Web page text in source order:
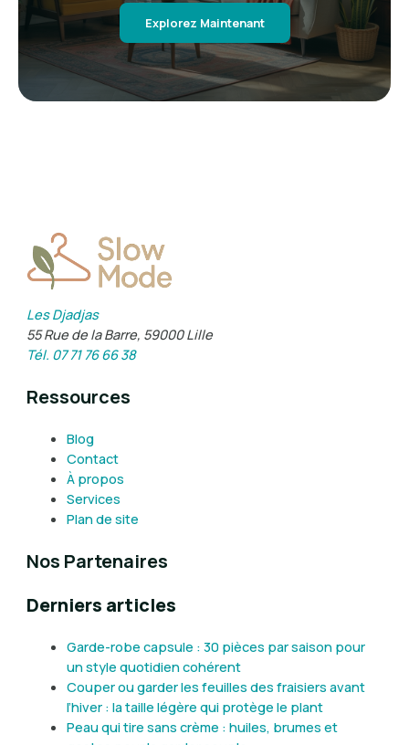
Explorez Maintenant
Les Djadjas
55 Rue de la Barre, 59000 Lille
Tél. 07 71 76 66 38
Ressources
Blog
Contact
À propos
Services
Plan de site
Nos Partenaires
Derniers articles
Garde-robe capsule : 30 pièces par saison pour
un style quotidien cohérent
Couper ou garder les feuilles des fraisiers avant
l’hiver : la taille légère qui protège le plant
Peau qui tire sans crème : huiles, brumes et